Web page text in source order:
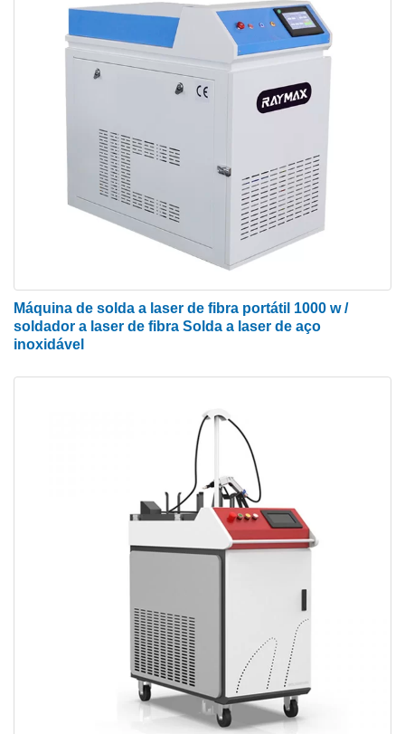
Máquina de solda a laser de fibra portátil 1000 w /
soldador a laser de fibra Solda a laser de aço
inoxidável